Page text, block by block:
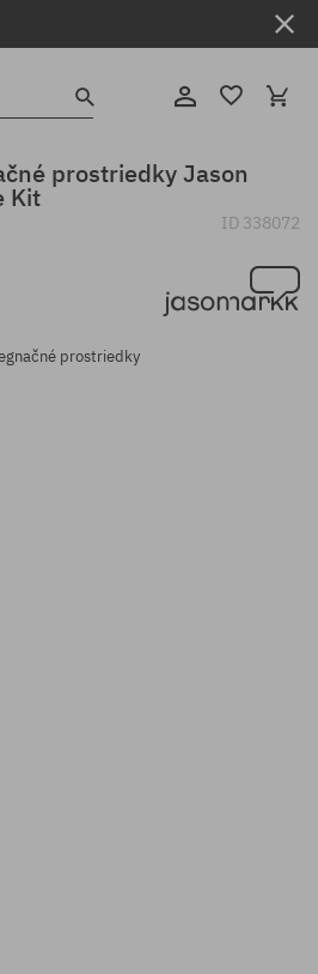
prostriedky Jason
Kit
ID 338072
prostriedky